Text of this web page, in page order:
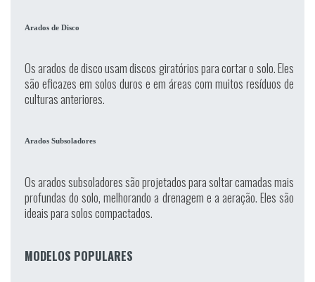
Arados de Disco
Os arados de disco usam discos giratórios para cortar o solo. Eles
são eficazes em solos duros e em áreas com muitos resíduos de
culturas anteriores.
Arados Subsoladores
Os arados subsoladores são projetados para soltar camadas mais
profundas do solo, melhorando a drenagem e a aeração. Eles são
ideais para solos compactados.
MODELOS POPULARES